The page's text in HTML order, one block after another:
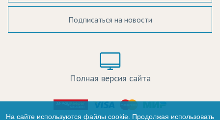
Подписаться на новости
Полная версия сайта
-
На сайте используются файлы cookie. Продолжая использовать